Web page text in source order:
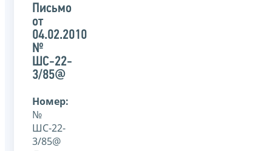
органом
письма
Письмо
от
04.02.2010
№
ШС-22-
3/85@
Номер:
№
ШС-22-
3/85@